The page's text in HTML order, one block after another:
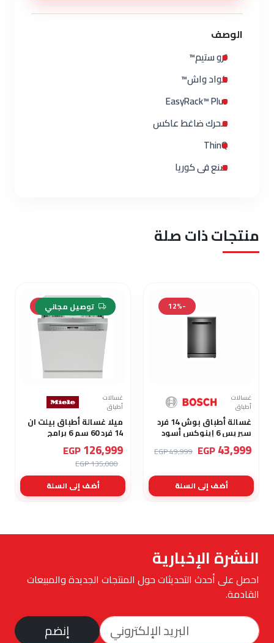
الوصف
ترو ستيم™
كواد واش™
EasyRack™ Plus
محرك ضاغط عاكس
ThinQ
صنع فى كوريا
منتجات ذات صلة
-12%
غسالات
أطباق
غسالة أطباق بوش 14 فرد
سيريس 6 إينوكس أسود
SMP6EMC00V
43,999
EGP
49,999 EGP
أضف إلى السلة
-5%
توصيل مجاني
غسالات
أطباق
ميلا غسالة أطباق بيلت ان
14 فرد 60 سم 6 برامج
أستانلس G 7100 SCI
126,999
EGP
135,000 EGP
أضف إلى السلة
النشرة الإخبارية
احصل على أحدث التحديثات حول المنتجات الجديدة والمبيعات
القادمة.
إنضم